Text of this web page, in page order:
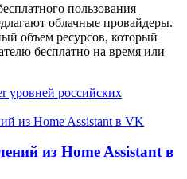
пользования
облачные провайдеры.
объем ресурсов, который
бесплатно на время или
из Home Assistant в